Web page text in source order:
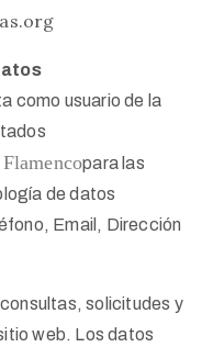
como usuario de la
para las
de datos
Email, Dirección
solicitudes y
web. Los datos